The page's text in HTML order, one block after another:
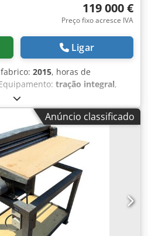
119 000 €
Preço fixo acresce IVA
Ligar
2015, horas de
tração integral,
Peso operacional: 19.200 kg
trabalho: 5.396 Equipamentos: -
- Rádio - Ripper traseiro
e grades de proteção frontal
(hidraulicamente rebatível)
oferecemos suporte em
com nossos parceiros. Todas
sem garantia. Sujeito a
Anúncio classificado